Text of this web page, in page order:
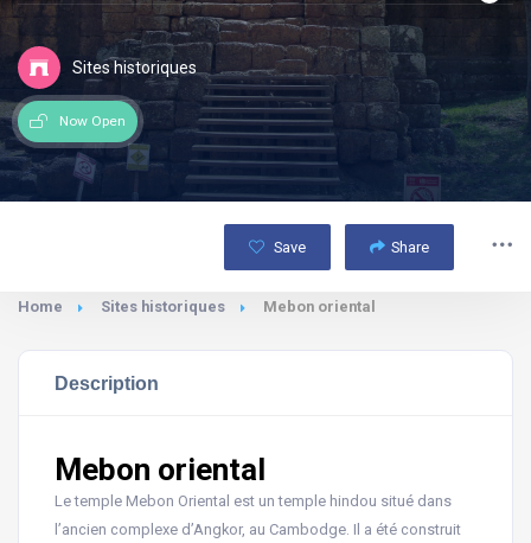
Sites historiques
Now Open
Save Share
Home Sites historiques Mebon oriental
Description
Mebon oriental
Le temple Mebon Oriental est un temple hindou situé dans
l’ancien complexe d’Angkor, au Cambodge. Il a été construit